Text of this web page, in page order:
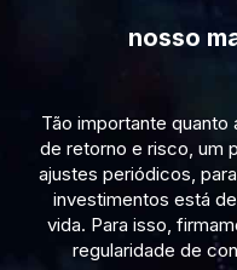
nosso
Tão importante quanto
de retorno e risco, um
ajustes periódicos,
investimentos está
vida. Para isso,
regularidade de